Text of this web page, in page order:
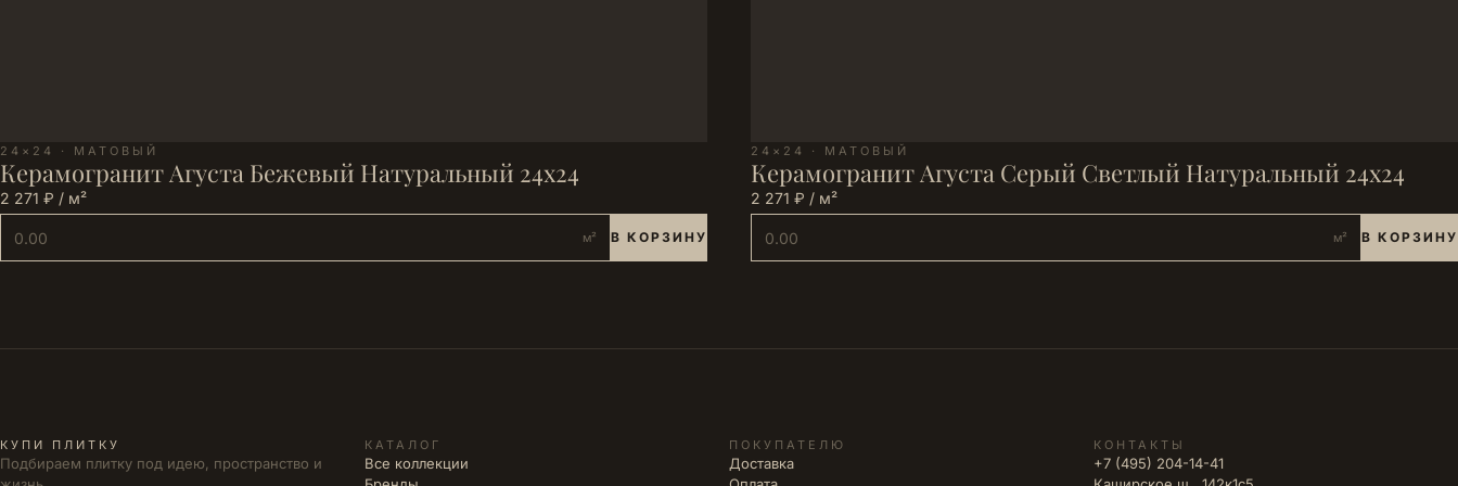
24×24 · МАТОВЫЙ
Керамогранит Агуста Бежевый Натуральный 24х24
2 271 ₽ / м²
м² В КОРЗИНУ
24×24 · МАТОВЫЙ
Керамогранит Агуста Серый Светлый Натуральный 24х24
2 271 ₽ / м²
м² В КОРЗИНУ
КУПИ ПЛИТКУ
Подбираем плитку под идею, пространство и
КАТАЛОГ
Все коллекции
ПОКУПАТЕЛЮ
Доставка
КОНТАКТЫ
+7 (495) 204-14-41